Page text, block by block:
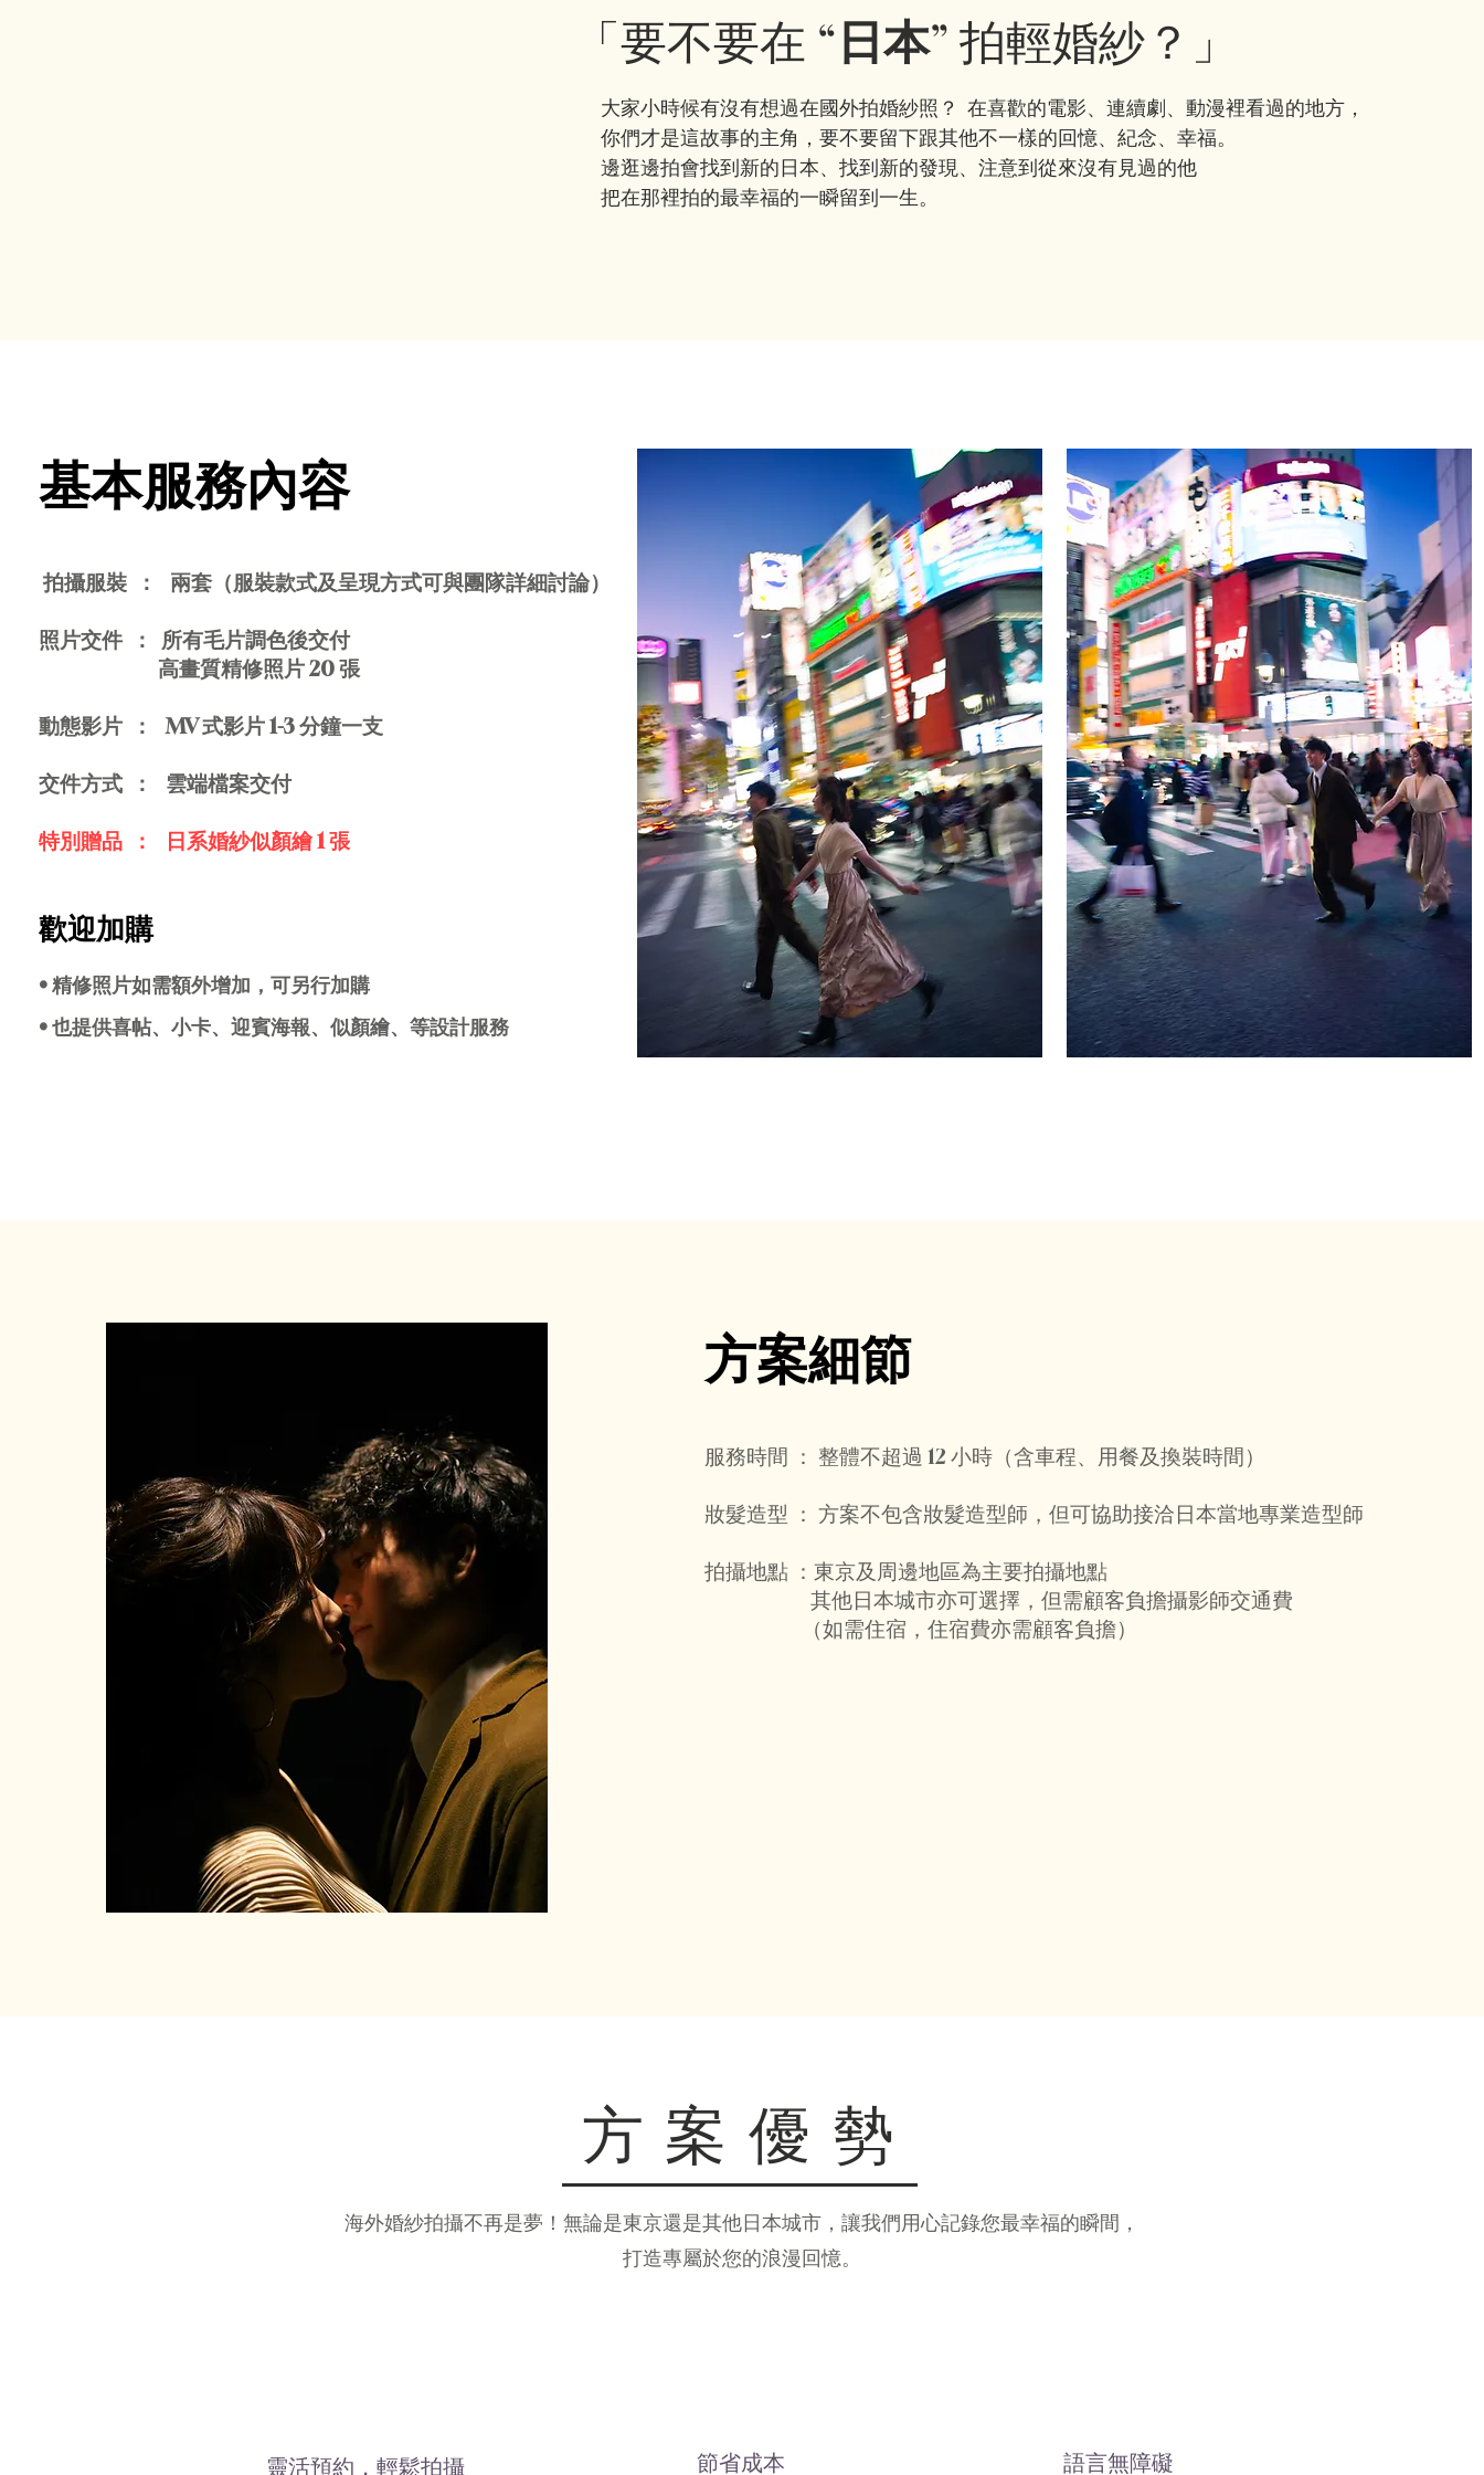
「要不要在 “日本”拍輕婚紗？」
大家小時候有沒有想過在國外拍婚紗照？ 在喜歡的電影、連續劇、動漫裡看過的地方，
你們才是這故事的主角，要不要留下跟其他不一樣的回憶、紀念、幸福。
邊逛邊拍會找到新的日本、找到新的發現、注意到從來沒有見過的他
把在那裡拍的最幸福的一瞬留到一生。
基本服務內容​
拍攝服裝 ： 兩套（服裝款式及呈現方式可與團隊詳細討論）
照片交件 ： 所有毛片調色後交付
高畫質精修照片 20 張
​​動態影片 ： MV 式影片 1-3 分鐘一支
交件方式 ： 雲端檔案交付
特別贈品 ： 日系婚紗似顏繪 1 張
歡迎加購
• 精修照片如需額外增加，可另行加購
• 也提供喜帖、小卡、迎賓海報、似顏繪、等設計服務
方案細節
服務時間 ： 整體不超過 12 小時（含車程、用餐及換裝時間）
妝髮造型 ： 方案不包含妝髮造型師，但可協助接洽日本當地專業造型師
拍攝地點 ： 東京及周邊地區為主要拍攝地點
其他日本城市亦可選擇，但需顧客負擔攝影師交通費
（如需住宿，住宿費亦需顧客負擔）
方案優勢
海外婚紗拍攝不再是夢！無論是東京還是其他日本城市，讓我們用心記錄您最幸福的瞬間，
打造專屬於您的浪漫回憶。
靈活預約，輕鬆拍攝 節省成本 語言無障礙